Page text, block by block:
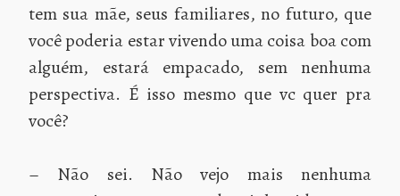
tem sua mãe, seus familiares, no futuro, que
você poderia estar vivendo uma coisa boa com
alguém, estará empacado, sem nenhuma
perspectiva. É isso mesmo que vc quer pra
você?
– Não sei. Não vejo mais nenhuma